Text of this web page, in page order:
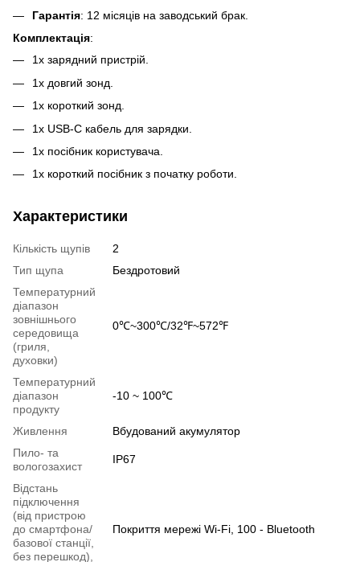
Гарантія: 12 місяців на заводський брак.
Комплектація:
1х зарядний пристрій.
1х довгий зонд.
1х короткий зонд.
1х USB-C кабель для зарядки.
1х посібник користувача.
1х короткий посібник з початку роботи.
Характеристики
Кількість щупів
2
Тип щупа
Бездротовий
Температурний
діапазон
зовнішнього
середовища
(гриля,
духовки)
0℃~300℃/32℉~572℉
Температурний
діапазон
продукту
-10 ~ 100℃
Живлення
Вбудований акумулятор
Пило- та
вологозахист
IP67
Відстань
підключення
(від пристрою
до смартфона/
базової станції,
без перешкод),
Покриття мережі Wi-Fi, 100 - Bluetooth